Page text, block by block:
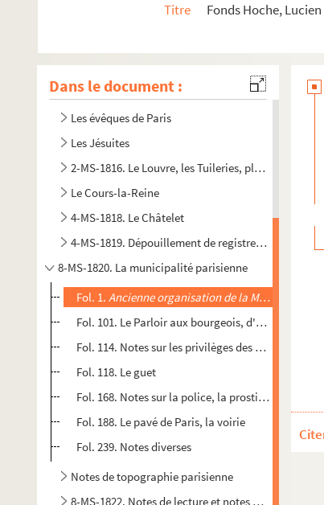
Titre
Fonds Hoche,
Dans le document :
2-MS-1810. La rue Saint-Honoré
Paris gallo-romain
L'Université. Les collèges
Les évêques de Paris
Les Jésuites
2-MS-1816. Le Louvre, les Tuileries, place de la
Le Cours-la-Reine
4-MS-1818. Le Châtelet
4-MS-1819. Dépouillement de registres du
8-MS-1820. La municipalité parisienne
Fol. 1. Ancienne organisation de la Municipalité
Fol. 101. Le Parloir aux bourgeois, d'après A. Des
Fol. 114. Notes sur les privilèges des bourgeois de
Fol. 118. Le guet
Fol. 168. Notes sur la police, la prostitution, les
Fol. 188. Le pavé de Paris, la voirie
Fol. 239. Notes diverses
Notes de topographie parisienne
8-MS-1822. Notes de lecture et notes prises dans 5